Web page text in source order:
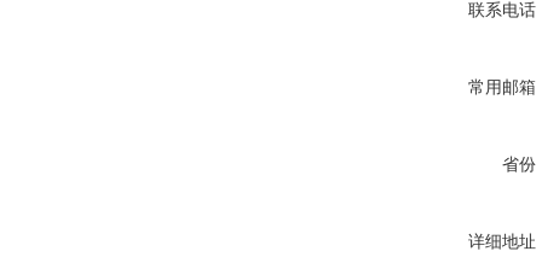
联系电话
常用邮箱
省份
详细地址